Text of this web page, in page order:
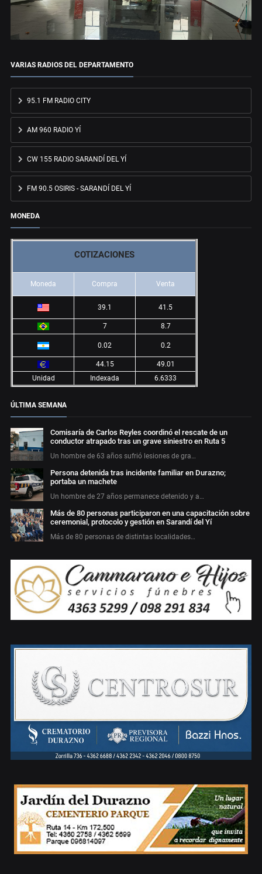
VARIAS RADIOS DEL DEPARTAMENTO
95.1 FM RADIO CITY
AM 960 RADIO YÍ
CW 155 RADIO SARANDÍ DEL YÍ
FM 90.5 OSIRIS - SARANDÍ DEL YÍ
MONEDA
COTIZACIONES
Moneda Compra Venta
39.1 41.5
7 8.7
0.02 0.2
44.15
49.01
Unidad
Indexada 6.6333
ÚLTIMA SEMANA
Comisaría de Carlos Reyles coordinó el rescate de un
conductor atrapado tras un grave siniestro en Ruta 5
Un hombre de 63 años sufrió lesiones de gra…
Persona detenida tras incidente familiar en Durazno;
portaba un machete
Un hombre de 27 años permanece detenido y a…
Más de 80 personas participaron en una capacitación sobre
ceremonial, protocolo y gestión en Sarandí del Yí
Más de 80 personas de distintas localidades…